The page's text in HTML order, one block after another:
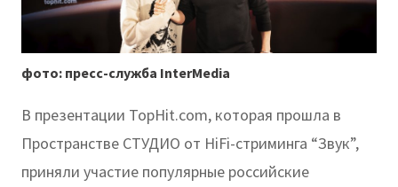
фото: пресс-служба InterMedia
В презентации TopHit.com, которая прошла в
Пространстве СТУДИО от HiFi-стриминга “Звук”,
приняли участие популярные российские